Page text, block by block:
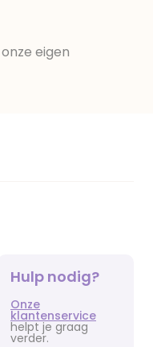
eigen
Hulp nodig?
Onze
klantenservice
helpt je graag
verder.